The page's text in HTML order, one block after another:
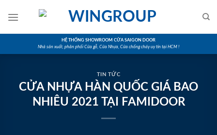
HỆ THỐNG SHOWROOM CỬA SAIGON DOOR
Nhà sản xuất, phân phối Cửa gỗ, Cửa Nhựa, Cửa chống cháy uy tín tại HCM !
TIN TỨC
CỬA NHỰA HÀN QUỐC GIÁ BAO
NHIÊU 2021 TẠI FAMIDOOR